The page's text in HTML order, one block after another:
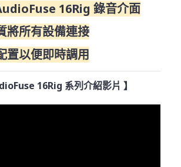
16Rig 錄音介面
將所有設備連接
置以便即時調用
16Rig 系列介紹影片 】